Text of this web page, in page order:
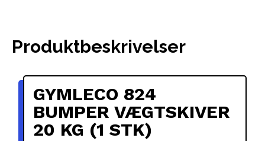
Produktbeskrivelser
GYMLECO 824
BUMPER VÆGTSKIVER
20 KG (1 STK)